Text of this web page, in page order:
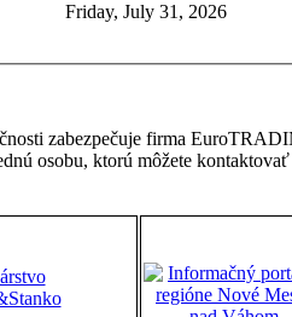
Friday, July 31, 2026
zabezpečuje firma
osobu, ktorú môžete kontaktovať